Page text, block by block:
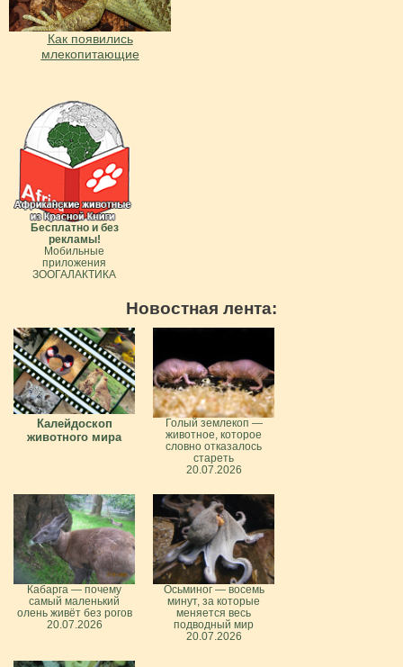
Как появились
млекопитающие
Бесплатно и без
рекламы!
Мобильные
приложения
ЗООГАЛАКТИКА
Новостная лента:
Калейдоскоп
животного мира
Голый землекоп —
животное, которое
словно отказалось
стареть
20.07.2026
Кабарга — почему
самый маленький
олень живёт без рогов
20.07.2026
Осьминог — восемь
минут, за которые
меняется весь
подводный мир
20.07.2026